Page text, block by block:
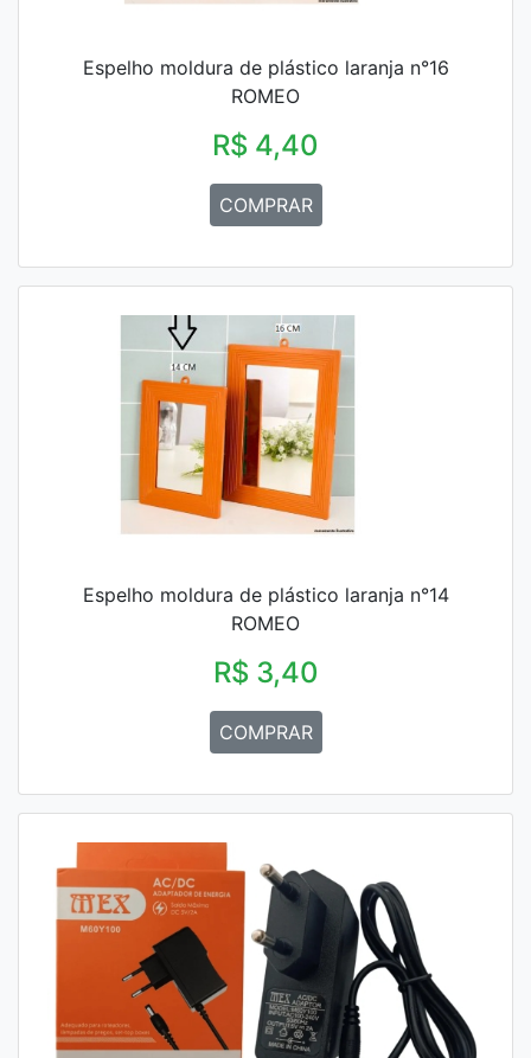
Espelho moldura de plástico laranja n°16
ROMEO
R$ 4,40
COMPRAR
Espelho moldura de plástico laranja n°14
ROMEO
R$ 3,40
COMPRAR